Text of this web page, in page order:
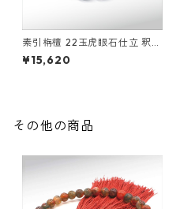
素引栴檀 22玉虎眼石仕立 釈迦
凡天
¥15,620
その他の商品